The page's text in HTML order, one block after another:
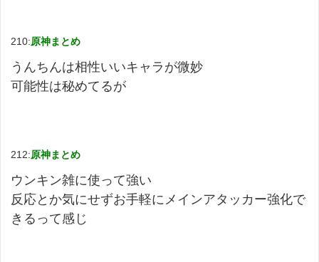
210:原神まとめ
うんちんは相性いいキャラが微妙
可能性は秘めてるが
212:原神まとめ
ウンキン雑に使って強い
反応とか気にせずお手軽にメインアタッカー強化で
きるって感じ